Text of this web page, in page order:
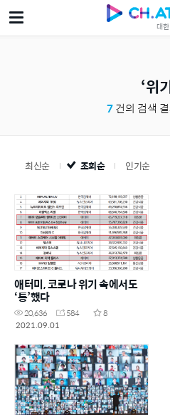
대
위
7건의 검색
최신순 조회순 인기순
애터미, 코로나 위기 속에서도
‘통’했다
20,636 584
8
2021.09.01